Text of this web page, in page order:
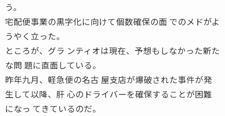
う。
宅配便事業の黒字化に向けて個数確保の面 でのメドがよ
うやく立った。
ところが、グラ ンティオは現在、予想もしなかった新た
な問 題に直面している。
昨年九月、軽急便の名古 屋支店が爆破された事件が発
生して以降、肝 心のドライバーを確保することが困難
になっ てきているのだ。